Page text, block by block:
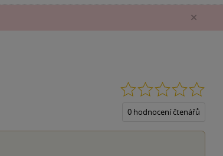
0 hodnocení čtenářů